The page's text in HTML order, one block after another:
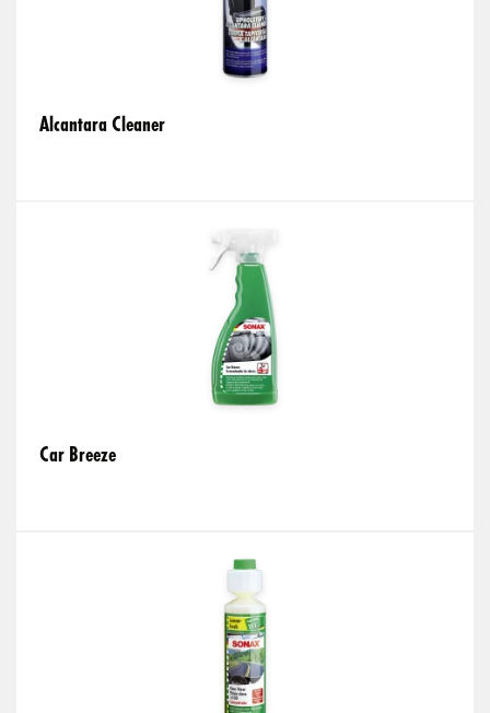
Alcantara Cleaner
Car Breeze